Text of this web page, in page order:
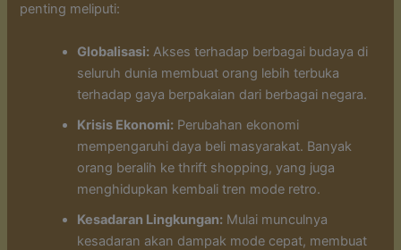
penting meliputi:
Globalisasi: Akses terhadap berbagai budaya di
seluruh dunia membuat orang lebih terbuka
terhadap gaya berpakaian dari berbagai negara.
Krisis Ekonomi: Perubahan ekonomi
mempengaruhi daya beli masyarakat. Banyak
orang beralih ke thrift shopping, yang juga
menghidupkan kembali tren mode retro.
Kesadaran Lingkungan: Mulai munculnya
kesadaran akan dampak mode cepat, membuat